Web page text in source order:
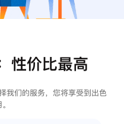
性价比最高
我们的服务，您将享受到出色